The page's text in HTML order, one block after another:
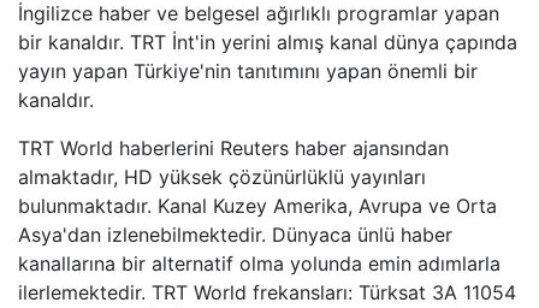
İngilizce haber ve belgesel ağırlıklı programlar yapan
bir kanaldır. TRT İnt'in yerini almış kanal dünya çapında
yayın yapan Türkiye'nin tanıtımını yapan önemli bir
kanaldır.
TRT World haberlerini Reuters haber ajansından
almaktadır, HD yüksek çözünürlüklü yayınları
bulunmaktadır. Kanal Kuzey Amerika, Avrupa ve Orta
Asya'dan izlenebilmektedir. Dünyaca ünlü haber
kanallarına bir alternatif olma yolunda emin adımlarla
ilerlemektedir. TRT World frekansları: Türksat 3A 11054